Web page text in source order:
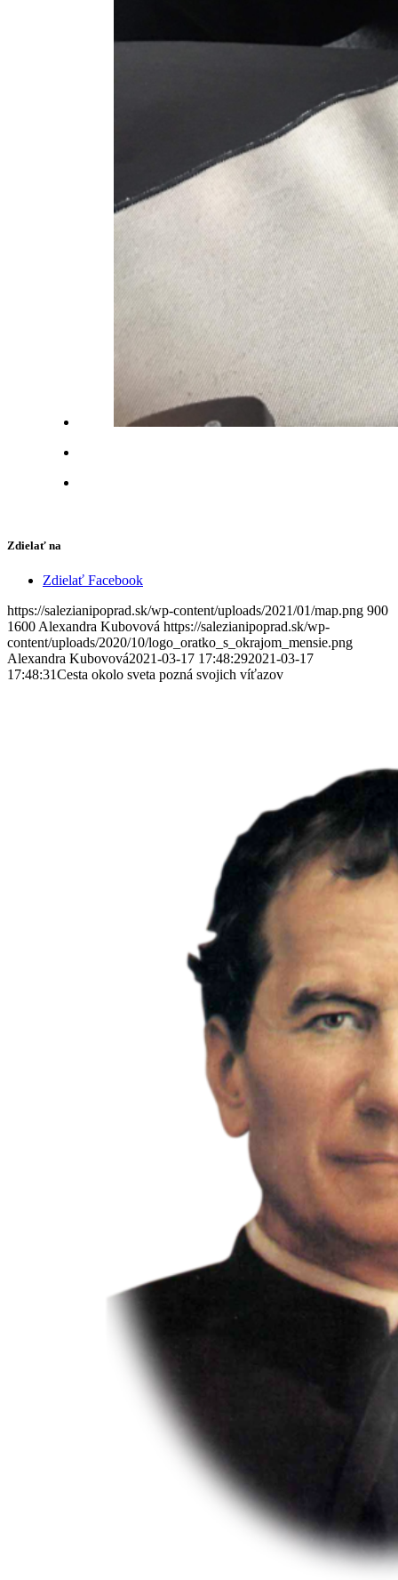
Zdielať na
Zdielať Facebook
https://salezianipoprad.sk/wp-content/uploads/2021/01/map.png 900
1600 Alexandra Kubovová https://salezianipoprad.sk/wp-
content/uploads/2020/10/logo_oratko_s_okrajom_mensie.png
Alexandra Kubovová2021-03-17 17:48:292021-03-17
17:48:31Cesta okolo sveta pozná svojich víťazov